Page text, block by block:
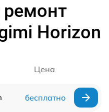
Horizon
Цена
бесплатно